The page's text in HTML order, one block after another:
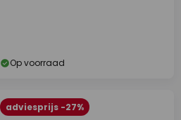
Op voorraad
adviesprijs -27%